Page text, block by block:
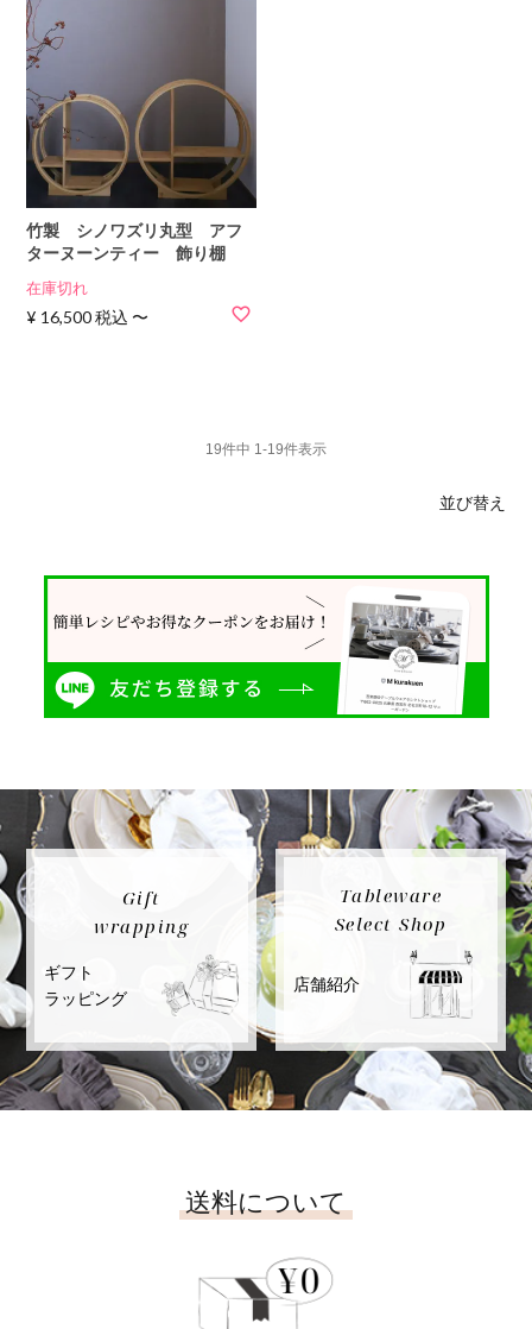
竹製 シノワズリ丸型 アフ
ターヌーンティー 飾り棚
在庫切れ
¥ 16,500 税込 〜
並び替え
19件中 1-19件表示
Gift
wrapping
ギフト
ラッピング
Tableware
Select Shop
店舗紹介
送料について